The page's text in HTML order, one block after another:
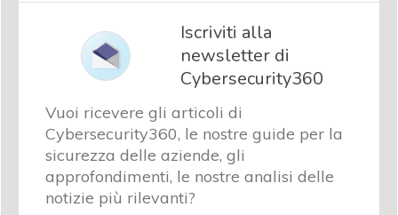
Iscriviti alla
newsletter di
Cybersecurity360
Vuoi ricevere gli articoli di
Cybersecurity360, le nostre guide per la
sicurezza delle aziende, gli
approfondimenti, le nostre analisi delle
notizie più rilevanti?